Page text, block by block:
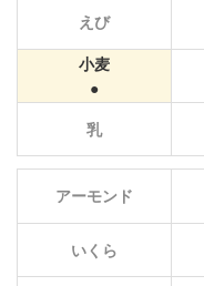
えび
小麦
乳
アーモンド
いくら